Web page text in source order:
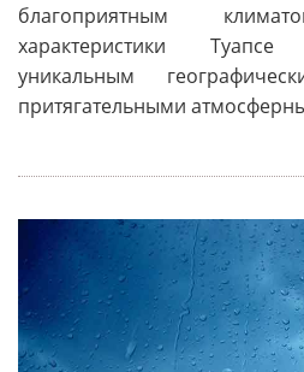
благоприятным
характеристики
уникальным
притягательными